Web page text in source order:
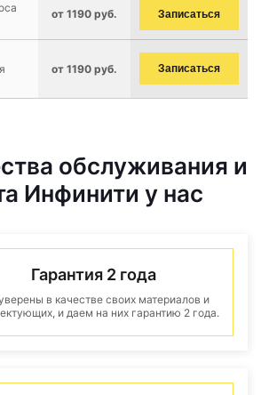
от 1190 руб. Записаться
от 1190 руб. Записаться
обслуживания и
Инфинити у нас
Гарантия 2 года
в качестве своих материалов и
и даем на них гарантию 2 года.